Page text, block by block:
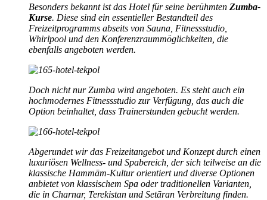
Besonders bekannt ist das Hotel für seine berühmten Zumba-
Kurse. Diese sind ein essentieller Bestandteil des
Freizeitprogramms abseits von Sauna, Fitnessstudio,
Whirlpool und den Konferenzraummöglichkeiten, die
ebenfalls angeboten werden.
Doch nicht nur Zumba wird angeboten. Es steht auch ein
hochmodernes Fitnessstudio zur Verfügung, das auch die
Option beinhaltet, dass Trainerstunden gebucht werden.
Abgerundet wir das Freizeitangebot und Konzept durch einen
luxuriösen Wellness- und Spabereich, der sich teilweise an die
klassische Hammām-Kultur orientiert und diverse Optionen
anbietet von klassischem Spa oder traditionellen Varianten,
die in Charnar, Terekistan und Setāran Verbreitung finden.